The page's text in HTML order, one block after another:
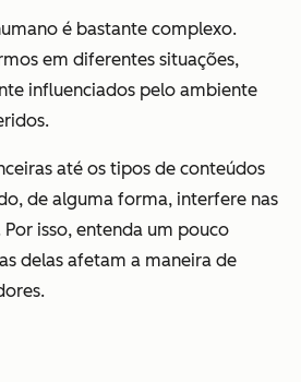
é bastante complexo.
em diferentes situações,
influenciados pelo ambiente
até os tipos de conteúdos
de alguma forma, interfere nas
isso, entenda um pouco
delas afetam a maneira de